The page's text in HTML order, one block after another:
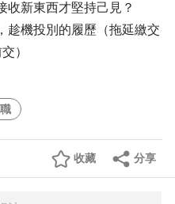
收新東西才堅持己見？
趁機投別的履歷（拖延繳交
）
分享
收藏